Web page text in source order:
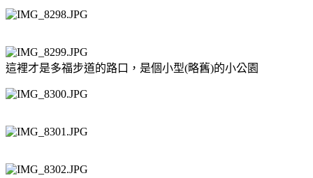
這裡才是多福步道的路口，是個小型(略舊)的小公園